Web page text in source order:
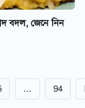
বদল, জেনে নিন
… 94